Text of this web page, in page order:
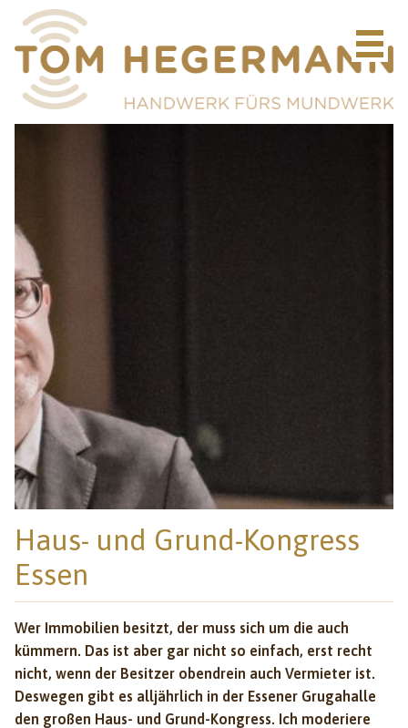
Haus- und Grund-Kongress
Essen
Wer Immobilien besitzt, der muss sich um die auch
kümmern. Das ist aber gar nicht so einfach, erst recht
nicht, wenn der Besitzer obendrein auch Vermieter ist.
Deswegen gibt es alljährlich in der Essener Grugahalle
den großen Haus- und Grund-Kongress. Ich moderiere